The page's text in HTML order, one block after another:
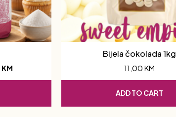
KM
Bijela čokolada 1kg
11,00 KM
ADD TO CART